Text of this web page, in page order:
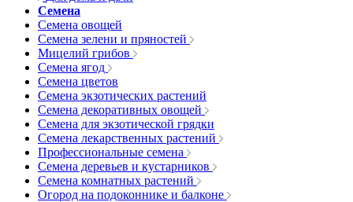
Семена
Семена овощей
Семена зелени и пряностей
Мицелий грибов
Семена ягод
Семена цветов
Семена экзотических растений
Семена декоративных овощей
Семена для экзотической грядки
Семена лекарственных растений
Профессиональные семена
Семена деревьев и кустарников
Семена комнатных растений
Огород на подоконнике и балконе